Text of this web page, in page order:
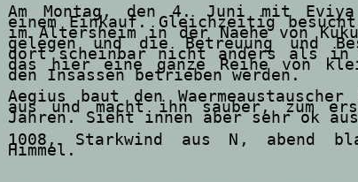
Am Montag, den 4. Juni mit Eviya
einem Einkauf. Gleichzeitig
im Altersheim in der Naehe von
gelegen und die Betreuung und
dort scheinbar nicht anders als in
das hier eine ganze Reihe von
den Insassen betrieben werden.
Aegius baut den Waermeaustauscher
aus und macht ihn sauber, zum
Jahren. Sieht innen aber sehr ok
1008, Starkwind aus N, abend
Himmel.